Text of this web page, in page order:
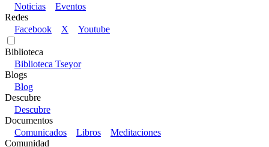
Noticias
Eventos
Redes
Facebook
X Youtube
Biblioteca
Biblioteca Tseyor
Blogs
Blog
Descubre
Descubre
Documentos
Comunicados
Libros
Meditaciones
Comunidad